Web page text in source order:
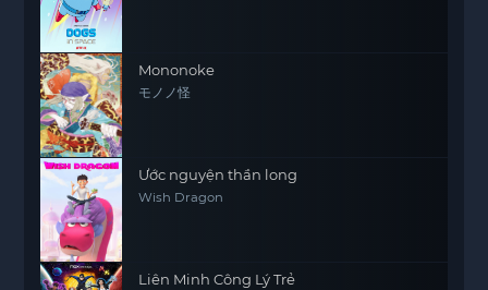
Mononoke
モノノ怪
Ước nguyện thần long
Wish Dragon
Liên Minh Công Lý Trẻ